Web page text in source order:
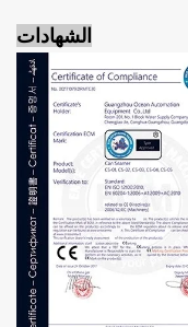
الشهادات